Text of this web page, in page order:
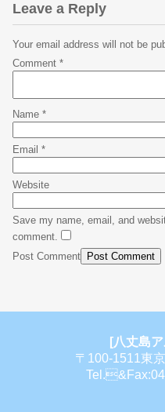
Leave a Reply
Your email address will not be
Comment *
Name *
Email *
Website
Save my name, email, and
comment.
Post Comment
[八丈島
〒100-1511東